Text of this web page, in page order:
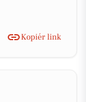
Kopiér link